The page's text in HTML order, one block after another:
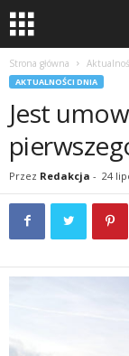
Strona główna
AKTUALNOŚCI DNIA
Jest
Przez Redakcja - 24